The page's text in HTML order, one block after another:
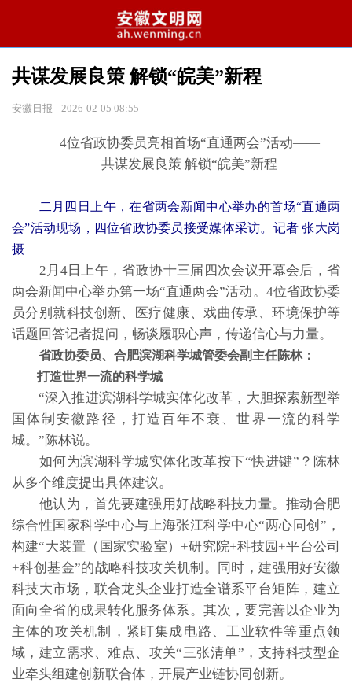
共谋发展良策 解锁“皖美”新程
安徽日报 2026-02-05 08:55
4位省政协委员亮相首场“直通两会”活动——
共谋发展良策 解锁“皖美”新程
二月四日上午，在省两会新闻中心举办的首场“直通两
会”活动现场，四位省政协委员接受媒体采访。记者 张大岗
摄
2月4日上午，省政协十三届四次会议开幕会后，省
两会新闻中心举办第一场“直通两会”活动。4位省政协委
员分别就科技创新、医疗健康、戏曲传承、环境保护等
话题回答记者提问，畅谈履职心声，传递信心与力量。
省政协委员、合肥滨湖科学城管委会副主任陈林：
打造世界一流的科学城
“深入推进滨湖科学城实体化改革，大胆探索新型举
国体制安徽路径，打造百年不衰、世界一流的科学
城。”陈林说。
如何为滨湖科学城实体化改革按下“快进键”？陈林
从多个维度提出具体建议。
他认为，首先要建强用好战略科技力量。推动合肥
综合性国家科学中心与上海张江科学中心“两心同创”，
构建“大装置（国家实验室）+研究院+科技园+平台公司
+科创基金”的战略科技攻关机制。同时，建强用好安徽
科技大市场，联合龙头企业打造全谱系平台矩阵，建立
面向全省的成果转化服务体系。其次，要完善以企业为
主体的攻关机制，紧盯集成电路、工业软件等重点领
域，建立需求、难点、攻关“三张清单”，支持科技型企
业牵头组建创新联合体，开展产业链协同创新。